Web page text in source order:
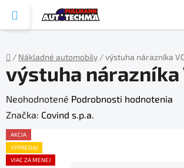
obsah
Domov
/ Nákladné automobily /výstuha nárazníka
výstuha nárazníka
Priemerné
hodnotenie
produktu
je
0,0
Neohodnotené Podrobnosti hodnotenia
Značka: Covind s.p.a.
AKCIA
VÝPREDAJ
VIAC ZA MENEJ